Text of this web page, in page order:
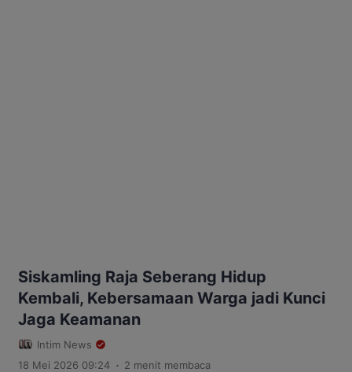
Siskamling Raja Seberang Hidup
Kembali, Kebersamaan Warga jadi Kunci
Jaga Keamanan
Intim News
18 Mei 2026 09:24 . 2 menit membaca